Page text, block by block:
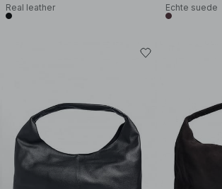
Real leather
Echte suede